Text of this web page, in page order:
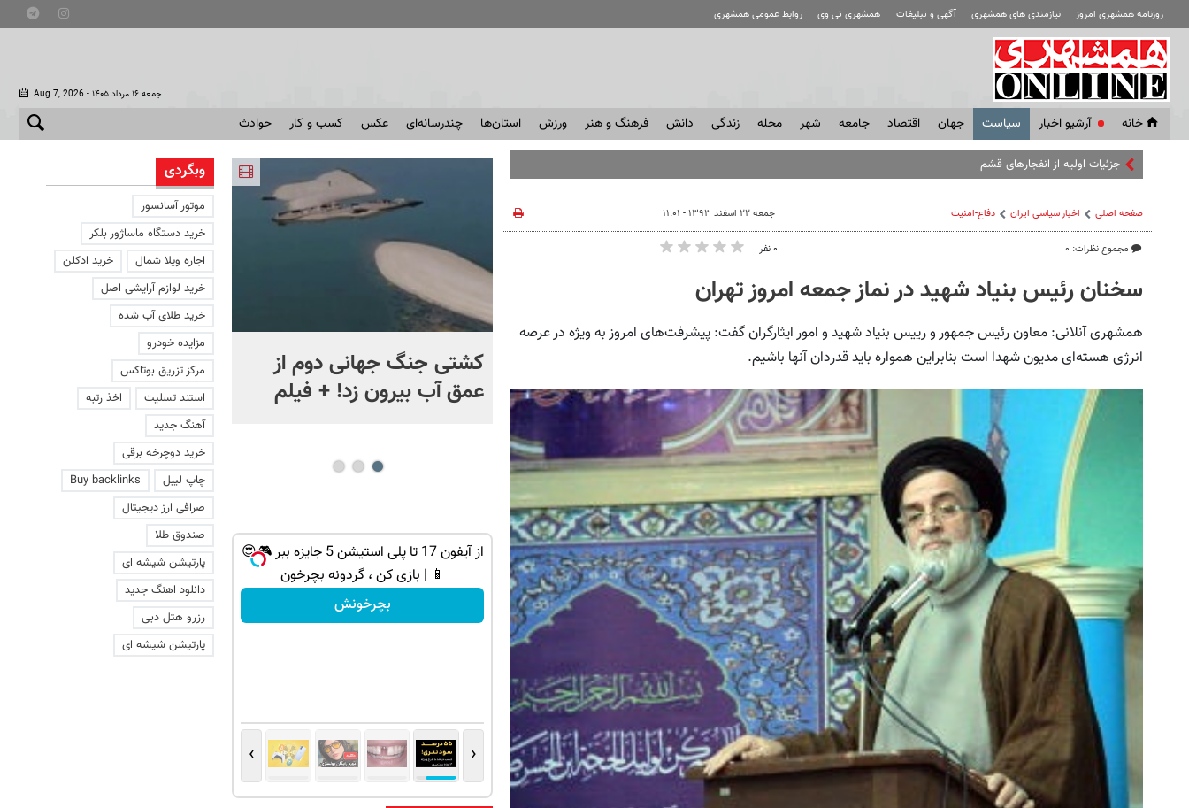
روزنامه همشهری امروز نیازمندی های همشهری آگهی و تبلیغات همشهری تی وی روابط عمومی همشهری
Aug 7, 2026 - جمعه ۱۶ مرداد ۱۴۰۵
خانه آرشیو اخبار سياست جهان اقتصاد جامعه شهر محله زندگی دانش فرهنگ و هنر ورزش استان‌ها چندرسانه‌ای عکس کسب و کار حوادث
صفحه اصلی اخبار سیاسی ایران دفاع-امنیت
مجموع نظرات: ۰
جمعه ۲۲ اسفند ۱۳۹۳ - ۱۱:۰۱
۰ نفر
سخنان رئیس بنیاد شهید در نماز جمعه امروز تهران
همشهری آنلانی: معاون رئیس جمهور و رییس بنیاد شهید و امور ایثارگران گفت: پیشرفت‌های امروز به ویژه در عرصه
انرژی هسته‌ای مدیون شهدا است بنابراین همواره باید قدردان آنها باشیم.
خارج شد...
کشتی‌ جنگ جهانی دوم از
عمق آب بیرون زد! + فیلم
افشای اطلاعات برای ترور
بارون ترامپ | ماجرای قرار
عاشقانه با یک زن
۵۵٪ سود تتری در بین‌پین فعال شد!!
(فرصت محدود ثبت‌نام)
مشاهده
فرم خود را در بزرگترین جشنواره ایمپلنت
تهران پر کنید ! | فقط ۲۵ میلیون
رزرورایگان نوبت
اگه تو این دوره شرکت نکنی باختی! ( رایگان
آموزش ببین پولدار شی)
کلیک کن!
از آیفون 17 تا پلی استیشن 5 جایزه ببر 🎮😍
📱 | بازی کن ، گردونه بچرخون
بچرخونش
‹
›
وبگردی
موتور آسانسور
خرید دستگاه ماساژور بلکر
اجاره ویلا شمال
خرید ادکلن
خرید لوازم آرایشی اصل
خرید طلای آب شده
مزایده خودرو
مرکز تزریق بوتاکس
استند تسلیت
اخذ رتبه
آهنگ جدید
خرید دوچرخه برقی
چاپ لیبل
Buy backlinks
صرافی ارز دیجیتال
صندوق طلا
پارتیشن شیشه ای
دانلود اهنگ جدید
رزرو هتل دبی
پارتیشن شیشه ای